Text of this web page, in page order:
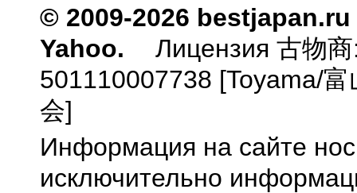
© 2009-2026
Yahoo.
Лицензия 古物
501110007738 [Toyama/
会]
Информация на сайте
исключительно